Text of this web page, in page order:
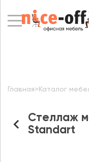
Стеллаж
Standart
Главная> Каталог